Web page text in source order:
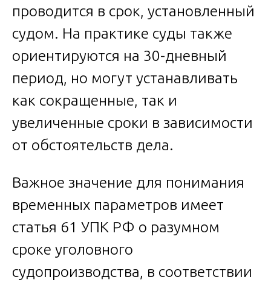
проводится в срок, установленный
судом. На практике суды также
ориентируются на 30-дневный
период, но могут устанавливать
как сокращенные, так и
увеличенные сроки в зависимости
от обстоятельств дела.
Важное значение для понимания
временных параметров имеет
статья 61 УПК РФ о разумном
сроке уголовного
судопроизводства, в соответствии